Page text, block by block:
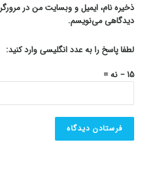
ذخیره نام، ایمیل و وبسایت من در
دیدگاهی می‌نویسم.
لطفا پاسخ را به عدد انگلیسی وارد کنید:
15 − نه =